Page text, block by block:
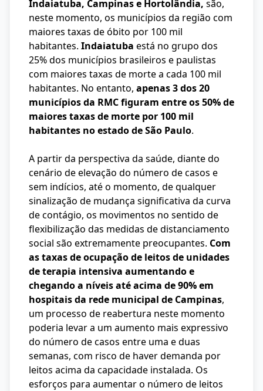
Indaiatuba, Campinas e Hortolândia, são,
neste momento, os municípios da região com
maiores taxas de óbito por 100 mil
habitantes. Indaiatuba está no grupo dos
25% dos municípios brasileiros e paulistas
com maiores taxas de morte a cada 100 mil
habitantes. No entanto, apenas 3 dos 20
municípios da RMC figuram entre os 50% de
maiores taxas de morte por 100 mil
habitantes no estado de São Paulo.
A partir da perspectiva da saúde, diante do
cenário de elevação do número de casos e
sem indícios, até o momento, de qualquer
sinalização de mudança significativa da curva
de contágio, os movimentos no sentido de
flexibilização das medidas de distanciamento
social são extremamente preocupantes. Com
as taxas de ocupação de leitos de unidades
de terapia intensiva aumentando e
chegando a níveis até acima de 90% em
hospitais da rede municipal de Campinas,
um processo de reabertura neste momento
poderia levar a um aumento mais expressivo
do número de casos entre uma e duas
semanas, com risco de haver demanda por
leitos acima da capacidade instalada. Os
esforços para aumentar o número de leitos